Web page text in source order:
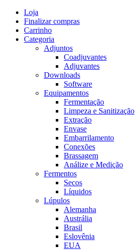
Skip
content
Loja
Finalizar compras
Carrinho
Categoria
Adjuntos
Coadjuvantes
Adjuvantes
Downloads
Software
Equipamentos
Fermentação
Limpeza e Sanitização
Extração
Envase
Embarrilamento
Conexões
Brassagem
Análize e Medição
Fermentos
Secos
Líquidos
Lúpulos
Alemanha
Austrália
Brasil
Eslovênia
EUA